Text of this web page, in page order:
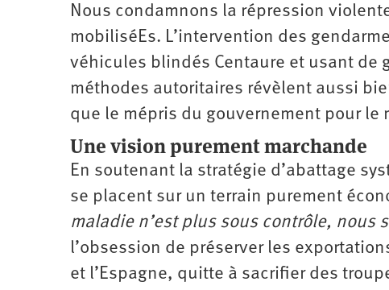
Nous condamnons la répression
mobiliséEs. L’intervention des
véhicules blindés Centaure et usant de
méthodes autoritaires révèlent aussi
que le mépris du gouvernement pour le
Une vision purement marchande
En soutenant la stratégie d’abattage
se placent sur un terrain purement
maladie n’est plus sous contrôle, nous
l’obsession de préserver les
et l’Espagne, quitte à sacrifier des